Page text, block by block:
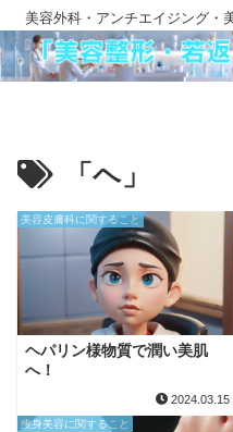
美容外科・アンチエイジング・
「ヘ」
美容皮膚科に関すること
ヘパリン様物質で潤い美肌
へ！
2024.03.15
痩身美容に関すること